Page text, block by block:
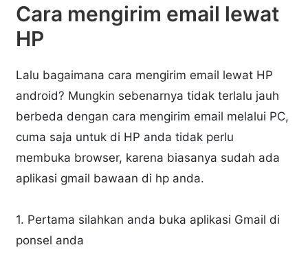
Cara mengirim email lewat
HP
Lalu bagaimana cara mengirim email lewat HP
android? Mungkin sebenarnya tidak terlalu jauh
berbeda dengan cara mengirim email melalui PC,
cuma saja untuk di HP anda tidak perlu
membuka browser, karena biasanya sudah ada
aplikasi gmail bawaan di hp anda.
1. Pertama silahkan anda buka aplikasi Gmail di
ponsel anda